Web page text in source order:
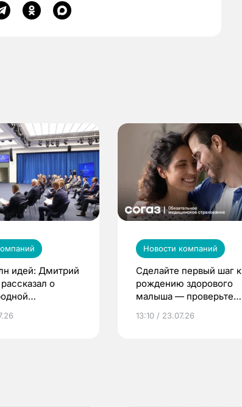
идей: Дмитрий
о
Новости компаний
Сделайте первый шаг к
рождению здорового
малыша — проверьте
по ОМС!
13:10 / 23.07.26